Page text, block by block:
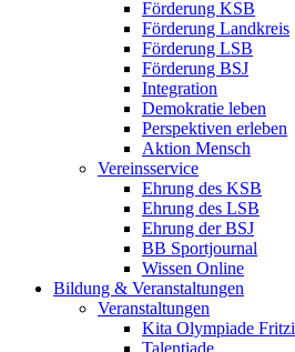
Förderung KSB
Förderung Landkreis
Förderung LSB
Förderung BSJ
Integration
Demokratie leben
Perspektiven erleben
Aktion Mensch
Vereinsservice
Ehrung des KSB
Ehrung des LSB
Ehrung der BSJ
BB Sportjournal
Wissen Online
Bildung & Veranstaltungen
Veranstaltungen
Kita Olympiade Fritzi